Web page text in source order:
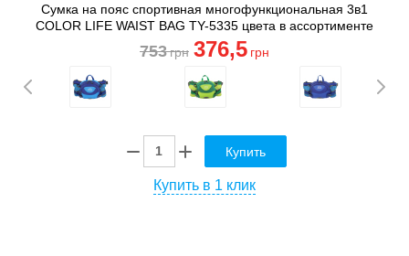
Сумка на пояс спортивная многофункциональная 3в1
COLOR LIFE WAIST BAG TY-5335 цвета в ассортименте
753грн 376,5 грн
Купить
Купить в 1 клик